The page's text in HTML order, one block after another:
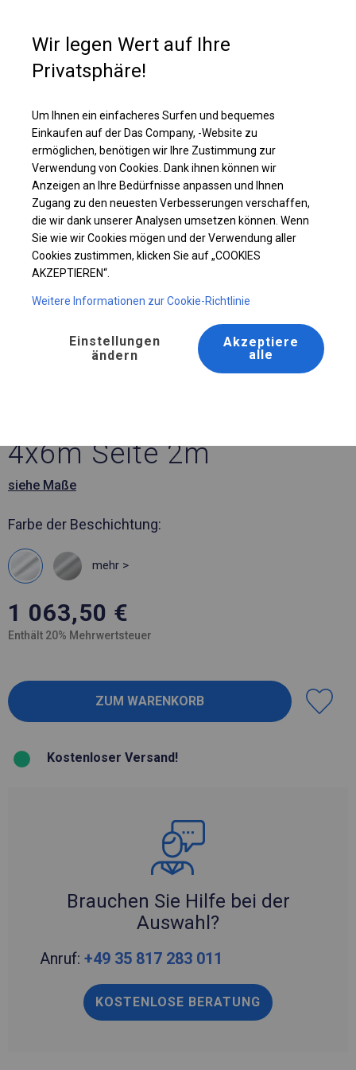
Robustes Lagerzelt | 4x6 m
4x6m Seite 2m
siehe Maße
Farbe der Beschichtung:
mehr >
1 063,50 €
Enthält 20% Mehrwertsteuer
Kostenloser Versand!
Brauchen Sie Hilfe bei der
Auswahl?
Anruf: +49 35 817 283 011
KOSTENLOSE BERATUNG
Wir legen Wert auf Ihre
Privatsphäre!
Um Ihnen ein einfacheres Surfen und bequemes
Einkaufen auf der Das Company, -Website zu
ermöglichen, benötigen wir Ihre Zustimmung zur
Verwendung von Cookies. Dank ihnen können wir
Anzeigen an Ihre Bedürfnisse anpassen und Ihnen
Zugang zu den neuesten Verbesserungen verschaffen,
die wir dank unserer Analysen umsetzen können. Wenn
Sie wie wir Cookies mögen und der Verwendung aller
Cookies zustimmen, klicken Sie auf „COOKIES
AKZEPTIEREN“.
Weitere Informationen zur Cookie-Richtlinie
Einstellungen
ändern
Akzeptiere
alle